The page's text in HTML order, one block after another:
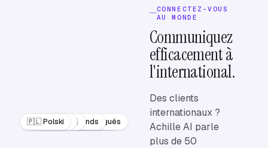
CONNECTEZ-VOUS
AU MONDE
Communiquez
efficacement à
l'international.
Des clients
internationaux ?
Achille AI parle
plus de 50
🇫🇷 Français
🇬🇧 English
🇪🇸 Español
🇩🇪 Deutsch
🇮🇹 Italiano
🇵🇹 Português
🇳🇱 Nederlands
🇯🇵 日本語
🇨🇳 中文
🇰🇷 한국어
🇸🇦 العربية
🇵🇱 Polski